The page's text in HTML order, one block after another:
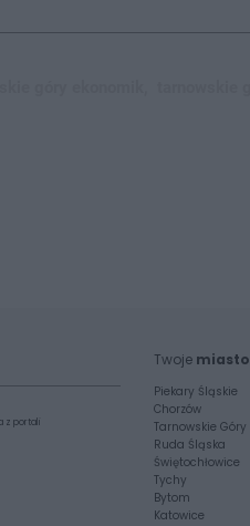
z portali
Twoje miasto
Piekary Śląskie
Chorzów
Tarnowskie Góry
Ruda Śląska
Świętochłowice
Tychy
Bytom
Katowice